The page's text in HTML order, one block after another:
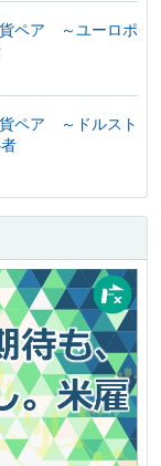
貨ペア ～ユーロポ
貨ペア ～ドルスト